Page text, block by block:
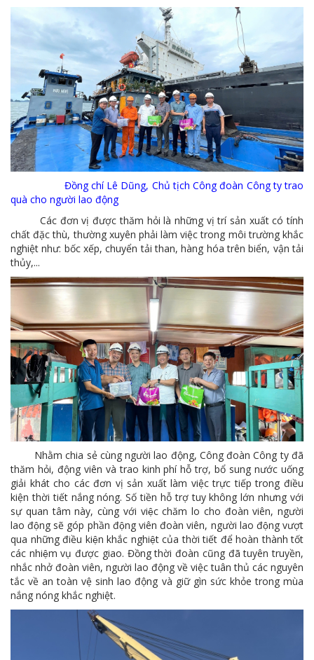
MTS: Hưởng ứng tháng "An toàn-Vệ sinh lao động"
MTS: Sự kiện nổi bật trong tháng 3
Tuổi trẻ MTS: "Tâm sáng với việc, tận tụy với nghề" góp sức xây dựng công ty phát triển bền vững
Bình đẳng giới và các chính sách pháp luật lao động, BHXH luôn được quan tâm tại MTS
COMINLUB - Thành công nhỏ vì một thông điệp lớn!
Nhà máy
Đồng chí Lê Dũng, Chủ tịch Công đoàn Công ty trao
quà cho người lao động
Các đơn vị được thăm hỏi là những vị trí sản xuất có tính
chất đặc thù, thường xuyên phải làm việc trong môi trường khắc
nghiệt như: bốc xếp, chuyển tải than, hàng hóa trên biển, vận tải
thủy,...
Nhằm chia sẻ cùng người lao động, Công đoàn Công ty đã
thăm hỏi, động viên và trao kinh phí hỗ trợ, bổ sung nước uống
giải khát cho các đơn vị sản xuất làm việc trực tiếp trong điều
kiện thời tiết nắng nóng. Số tiền hỗ trợ tuy không lớn nhưng với
sự quan tâm này, cùng với việc chăm lo cho đoàn viên, người
lao động sẽ góp phần động viên đoàn viên, người lao động vượt
qua những điều kiện khắc nghiệt của thời tiết để hoàn thành tốt
các nhiệm vụ được giao. Đồng thời đoàn cũng đã tuyên truyền,
nhắc nhở đoàn viên, người lao động về việc tuân thủ các nguyên
tắc về an toàn vệ sinh lao động và giữ gìn sức khỏe trong mùa
nắng nóng khắc nghiệt.